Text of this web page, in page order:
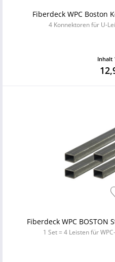
Fiberdeck WPC Boston
4 Konnektoren für U-
Inhalt
Fiberdeck WPC
1 Set = 4 Leisten für